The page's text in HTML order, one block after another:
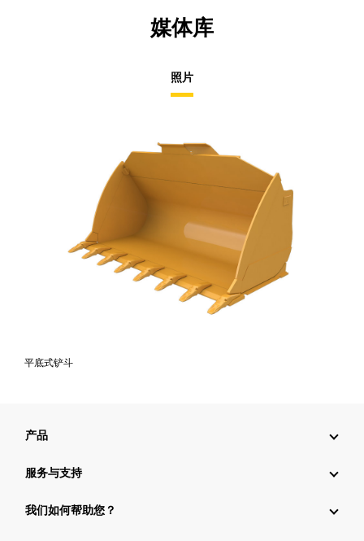
媒体库
照片
平底式铲斗
产品
服务与支持
我们如何帮助您？